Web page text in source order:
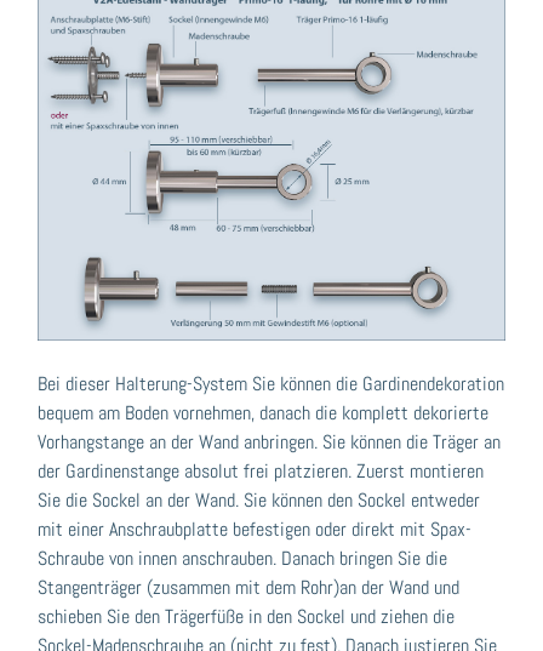
Bei dieser Halterung-System Sie können die Gardinendekoration
bequem am Boden vornehmen, danach die komplett dekorierte
Vorhangstange an der Wand anbringen. Sie können die Träger an
der Gardinenstange absolut frei platzieren. Zuerst montieren
Sie die Sockel an der Wand. Sie können den Sockel entweder
mit einer Anschraubplatte befestigen oder direkt mit Spax-
Schraube von innen anschrauben. Danach bringen Sie die
Stangenträger (zusammen mit dem Rohr)an der Wand und
schieben Sie den Trägerfüße in den Sockel und ziehen die
Sockel-Madenschraube an (nicht zu fest). Danach justieren Sie